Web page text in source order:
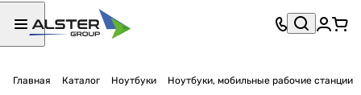
Главная Каталог Ноутбуки Ноутбуки, мобильные рабочие станции